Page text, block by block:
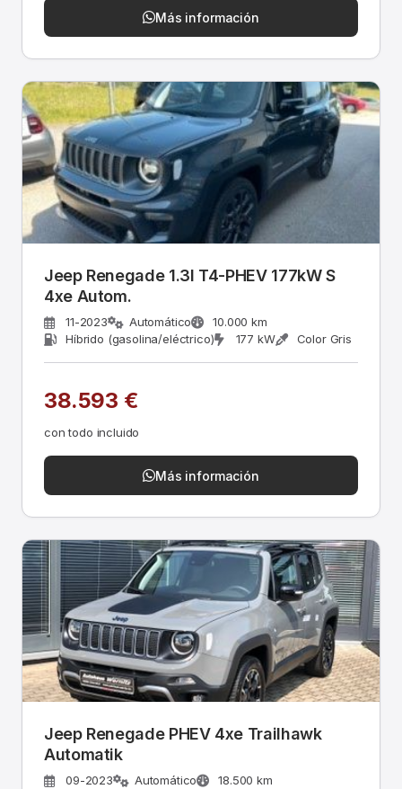
Más información
Jeep Renegade 1.3l T4-PHEV 177kW S
4xe Autom.
11-2023 Automático
10.000 km
Híbrido (gasolina/eléctrico)
177 kW Color Gris
38.593 €
con todo incluido
Más información
Jeep Renegade PHEV 4xe Trailhawk
Automatik
09-2023 Automático
18.500 km